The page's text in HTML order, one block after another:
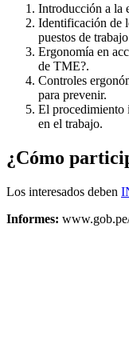
Introducción a la
Identificación de
puestos de
Ergonomía en
de TME?.
Controles
para prevenir.
El procedimiento
en el trabajo.
¿Cómo
Los interesados deben
Informes: